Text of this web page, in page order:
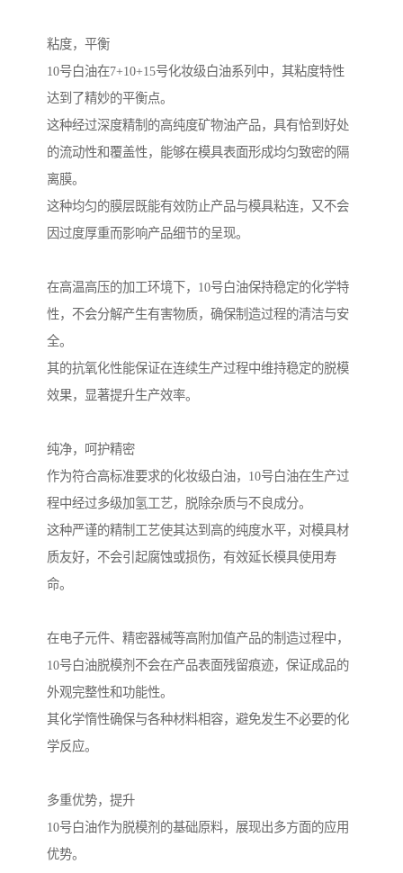
粘度，平衡
10号白油在7+10+15号化妆级白油系列中，其粘度特性
达到了精妙的平衡点。
这种经过深度精制的高纯度矿物油产品，具有恰到好处
的流动性和覆盖性，能够在模具表面形成均匀致密的隔
离膜。
这种均匀的膜层既能有效防止产品与模具粘连，又不会
因过度厚重而影响产品细节的呈现。
在高温高压的加工环境下，10号白油保持稳定的化学特
性，不会分解产生有害物质，确保制造过程的清洁与安
全。
其的抗氧化性能保证在连续生产过程中维持稳定的脱模
效果，显著提升生产效率。
纯净，呵护精密
作为符合高标准要求的化妆级白油，10号白油在生产过
程中经过多级加氢工艺，脱除杂质与不良成分。
这种严谨的精制工艺使其达到高的纯度水平，对模具材
质友好，不会引起腐蚀或损伤，有效延长模具使用寿
命。
在电子元件、精密器械等高附加值产品的制造过程中，
10号白油脱模剂不会在产品表面残留痕迹，保证成品的
外观完整性和功能性。
其化学惰性确保与各种材料相容，避免发生不必要的化
学反应。
多重优势，提升
10号白油作为脱模剂的基础原料，展现出多方面的应用
优势。